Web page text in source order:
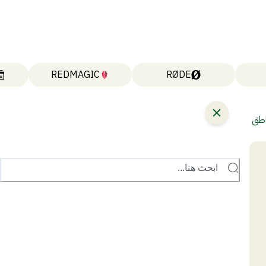
RØDE
REDMAGIC
ابحث هنا...